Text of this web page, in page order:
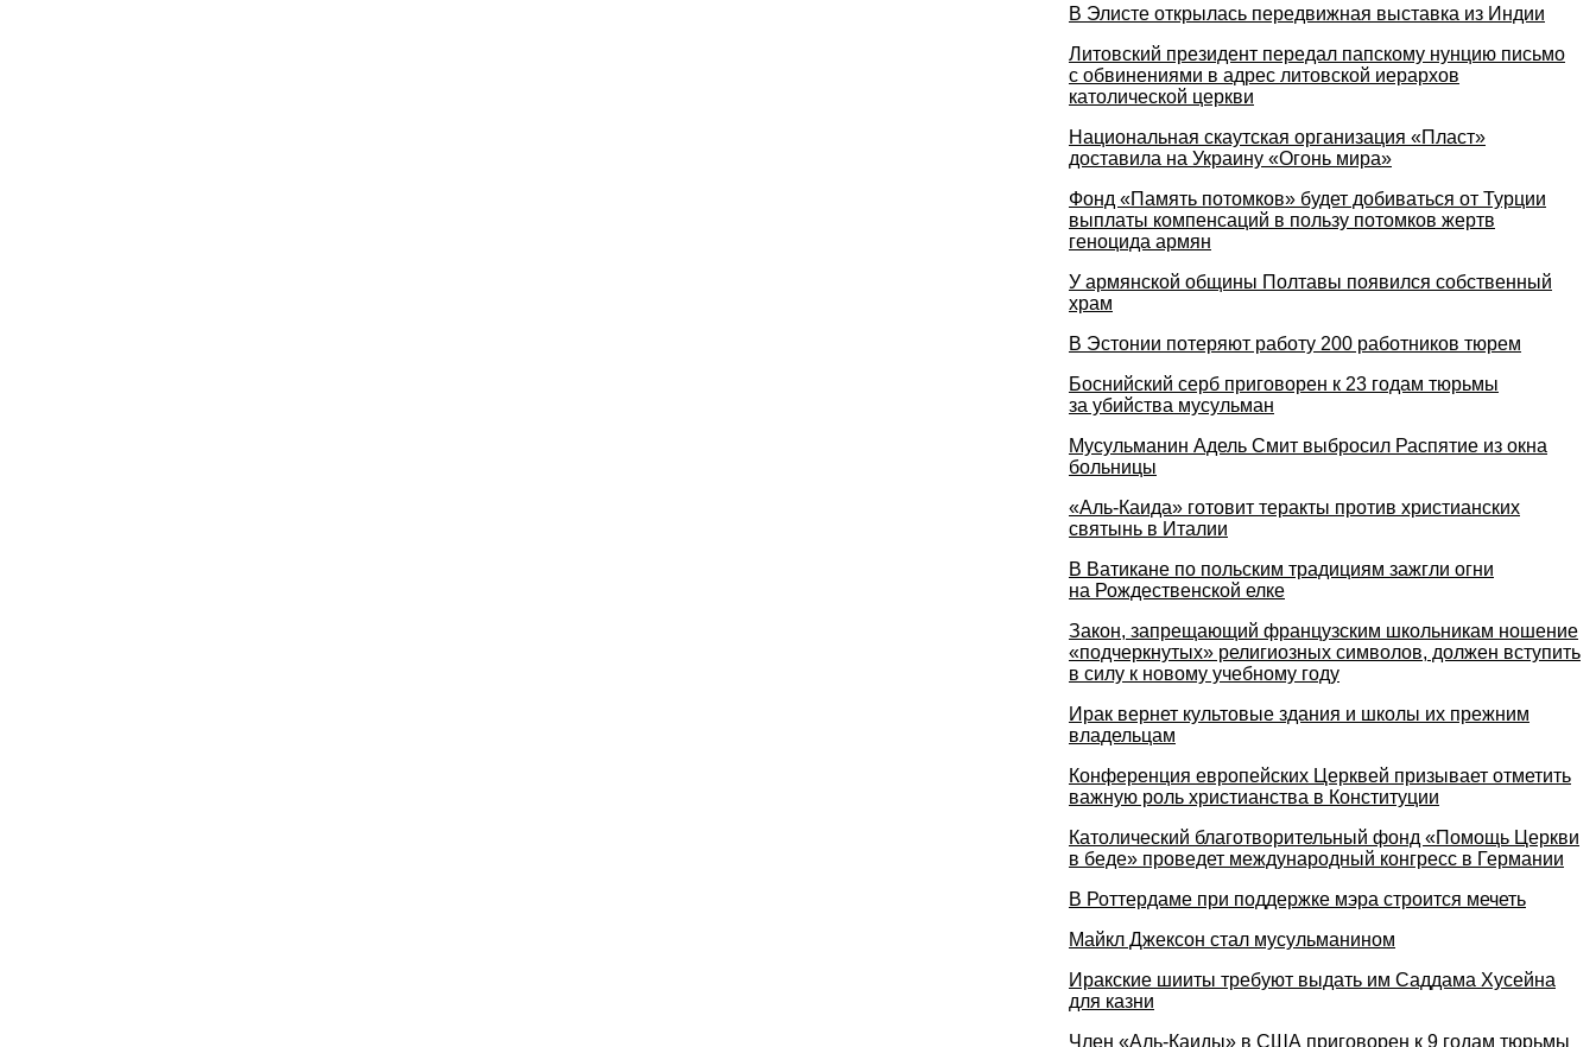
В Элисте открылась передвижная выставка из Индии
Литовский президент передал папскому нунцию письмо
с обвинениями в адрес литовской иерархов
католической церкви
Национальная скаутская организация «Пласт»
доставила на Украину «Огонь мира»
Фонд «Память потомков» будет добиваться от Турции
выплаты компенсаций в пользу потомков жертв
геноцида армян
У армянской общины Полтавы появился собственный
храм
В Эстонии потеряют работу 200 работников тюрем
Боснийский серб приговорен к 23 годам тюрьмы
за убийства мусульман
Мусульманин Адель Смит выбросил Распятие из окна
больницы
«Аль-Каида» готовит теракты против христианских
святынь в Италии
В Ватикане по польским традициям зажгли огни
на Рождественской елке
Закон, запрещающий французским школьникам ношение
«подчеркнутых» религиозных символов, должен вступить
в силу к новому учебному году
Ирак вернет культовые здания и школы их прежним
владельцам
Конференция европейских Церквей призывает отметить
важную роль христианства в Конституции
Католический благотворительный фонд «Помощь Церкви
в беде» проведет международный конгресс в Германии
В Роттердаме при поддержке мэра строится мечеть
Майкл Джексон стал мусульманином
Иракские шииты требуют выдать им Саддама Хусейна
для казни
Член «Аль-Каиды» в США приговорен к 9 годам тюрьмы